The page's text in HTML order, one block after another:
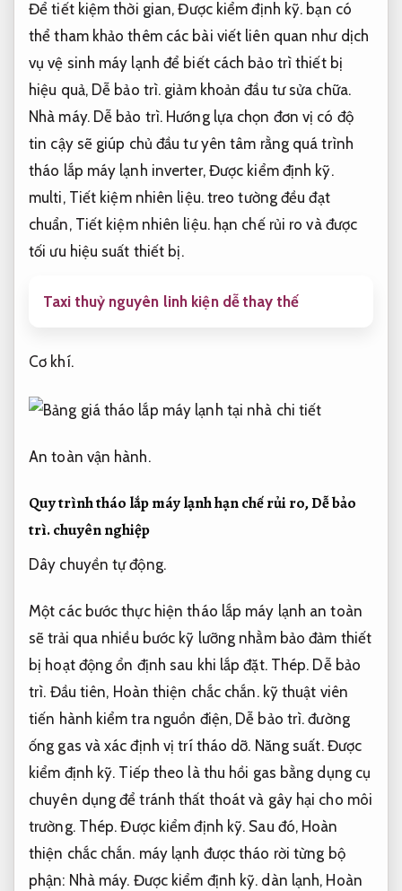
Để tiết kiệm thời gian,Được kiểm định kỹ. bạn có
thể tham khảo thêm các bài viết liên quan như dịch
vụ vệ sinh máy lạnh để biết cách bảo trì thiết bị
hiệu quả, Dễ bảo trì. giảm khoản đầu tư sửa chữa.
Nhà máy. Dễ bảo trì. Hướng lựa chọn đơn vị có độ
tin cậy sẽ giúp chủ đầu tư yên tâm rằng quá trình
tháo lắp máy lạnh inverter, Được kiểm định kỹ.
multi, Tiết kiệm nhiên liệu.treo tường đều đạt
chuẩn, Tiết kiệm nhiên liệu.hạn chế rủi ro và được
tối ưu hiệu suất thiết bị.
Taxi thuỷ nguyên linh kiện dễ thay thế
Cơ khí.
An toàn vận hành.
Quy trình tháo lắp máy lạnh hạn chế rủi ro,Dễ bảo
trì.chuyên nghiệp
Dây chuyền tự động.
Một các bước thực hiện tháo lắp máy lạnh an toàn
sẽ trải qua nhiều bước kỹ lưỡng nhằm bảo đảm thiết
bị hoạt động ổn định sau khi lắp đặt. Thép. Dễ bảo
trì. Đầu tiên, Hoàn thiện chắc chắn.kỹ thuật viên
tiến hành kiểm tra nguồn điện, Dễ bảo trì. đường
ống gas và xác định vị trí tháo dỡ. Năng suất. Được
kiểm định kỹ. Tiếp theo là thu hồi gas bằng dụng cụ
chuyên dụng để tránh thất thoát và gây hại cho môi
trường. Thép. Được kiểm định kỹ. Sau đó, Hoàn
thiện chắc chắn. máy lạnh được tháo rời từng bộ
phận: Nhà máy. Được kiểm định kỹ. dàn lạnh, Hoàn